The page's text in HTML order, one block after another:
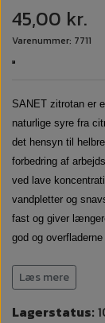
45,00 kr.
Varenummer: 7711
SANET zitrotan er
naturlige syre fra
det hensyn til
forbedring af
ved lave
vandpletter og
fast og giver
god og
kommende
Læs mere
Lagerstatus: